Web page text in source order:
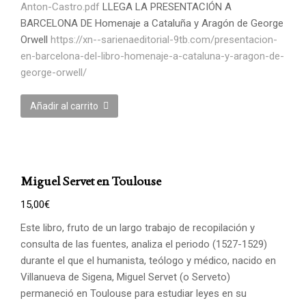
Anton-Castro.pdf LLEGA LA PRESENTACIÓN A
BARCELONA DE Homenaje a Cataluña y Aragón de George
Orwell https://xn--sarienaeditorial-9tb.com/presentacion-
en-barcelona-del-libro-homenaje-a-cataluna-y-aragon-de-
george-orwell/
Añadir al carrito
Miguel Servet en Toulouse
15,00€
Este libro, fruto de un largo trabajo de recopilación y
consulta de las fuentes, analiza el periodo (1527-1529)
durante el que el humanista, teólogo y médico, nacido en
Villanueva de Sigena, Miguel Servet (o Serveto)
permaneció en Toulouse para estudiar leyes en su